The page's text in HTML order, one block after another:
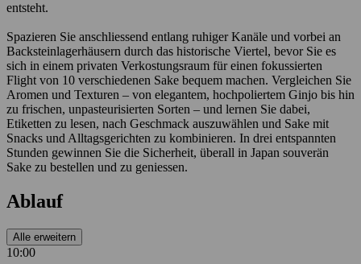
entsteht.
Spazieren Sie anschliessend entlang ruhiger Kanäle und vorbei an
Backsteinlagerhäusern durch das historische Viertel, bevor Sie es
sich in einem privaten Verkostungsraum für einen fokussierten
Flight von 10 verschiedenen Sake bequem machen. Vergleichen Sie
Aromen und Texturen – von elegantem, hochpoliertem Ginjo bis hin
zu frischen, unpasteurisierten Sorten – und lernen Sie dabei,
Etiketten zu lesen, nach Geschmack auszuwählen und Sake mit
Snacks und Alltagsgerichten zu kombinieren. In drei entspannten
Stunden gewinnen Sie die Sicherheit, überall in Japan souverän
Sake zu bestellen und zu geniessen.
Ablauf
Alle erweitern
10:00